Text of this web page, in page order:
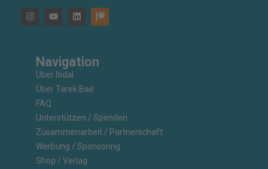
Navigation
Über Itidal
Über Tarek Baé
FAQ
Unterstützen / Spenden
Zusammenarbeit / Partnerschaft
Werbung / Sponsoring
Shop / Verlag